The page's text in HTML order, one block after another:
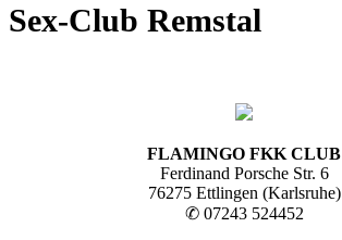
Sex-Club Remstal
FLAMINGO FKK CLUB
Ferdinand Porsche Str. 6
76275 Ettlingen (Karlsruhe)
✆ 07243 524452